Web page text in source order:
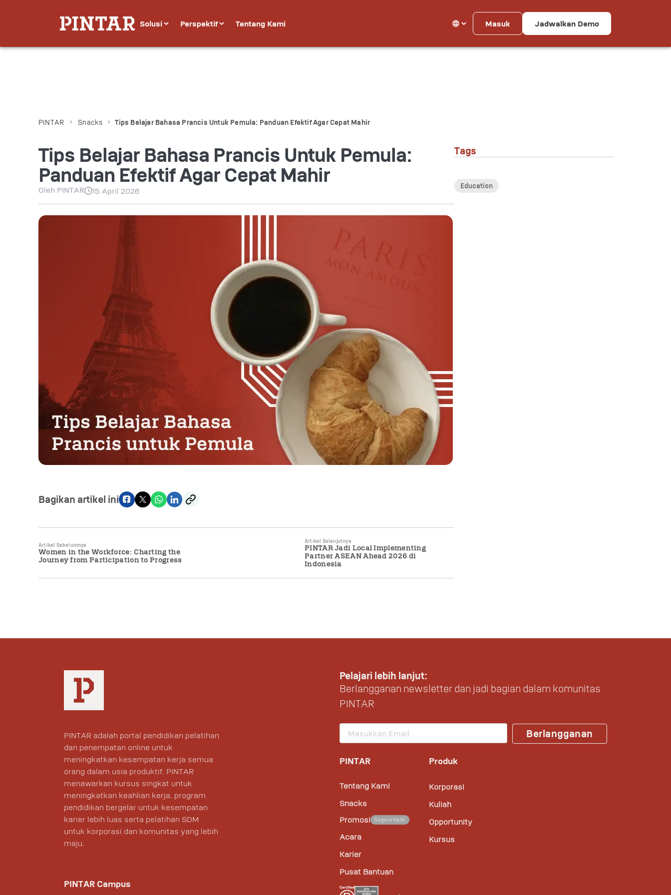
Solusi Perspektif Tentang Kami Masuk Jadwalkan Demo
PINTAR Snacks Tips Belajar Bahasa Prancis Untuk Pemula: Panduan Efektif Agar Cepat Mahir
Tips Belajar Bahasa Prancis Untuk Pemula:
Panduan Efektif Agar Cepat Mahir
Oleh PINTAR 15 April 2026
Bagikan artikel ini
Artikel Sebelumnya
Women in the Workforce: Charting the
Journey from Participation to Progress
Artikel Selanjutnya
PINTAR Jadi Local Implementing
Partner ASEAN Ahead 2026 di
Indonesia
Tags
Education
PINTAR adalah portal pendidikan pelatihan
dan penempatan online untuk
meningkatkan kesempatan kerja semua
orang dalam usia produktif. PINTAR
menawarkan kursus singkat untuk
meningkatkan keahlian kerja, program
pendidikan bergelar untuk kesempatan
karier lebih luas serta pelatihan SDM
untuk korporasi dan komunitas yang lebih
maju.
Pelajari lebih lanjut:
Berlangganan newsletter dan jadi bagian dalam komunitas
PINTAR
Berlangganan
PINTAR
Tentang Kami
Snacks
Promosi
Segera Hadir
Acara
Karier
Pusat Bantuan
Produk
Korporasi
Kuliah
Opportunity
Kursus
PINTAR Campus